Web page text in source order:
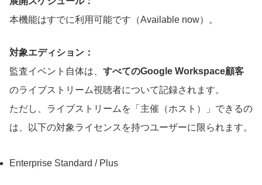
本機能はすでに利用可能です（Available now）。
対象エディション：
監査イベント自体は、 すべてのGoogle Workspace顧客
のライブストリーム視聴者について記録されます。
ただし、ライブストリームを「主催（ホスト）」できるの
は、以下の対象ライセンスを持つユーザーに限られます。
Enterprise Standard / Plus